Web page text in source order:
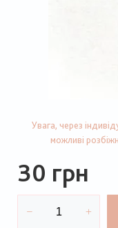
Увага, через
можливі
30 грн